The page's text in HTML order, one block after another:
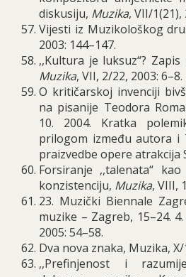
diskusiju, Muzika, VII/1(21),
Vijesti iz Muzikološkog dru
2003: 144–147.
,,Kultura je luksuz“?
Muzika, VII, 2/22, 2003: 6–8.
O kritičarskoj invenciji
na pisanije Teodora
10. 2004. Kratka
prilogom između autora i
praizvedbe opere atrakcija
Forsiranje ,,talenata“
konzistenciju, Muzika, VIII,
23. Muzički Biennale
muzike – Zagreb, 15–24. 4.
2005: 54–58.
Dva nova znaka, Muzika, X/
,,Prefinjenost i